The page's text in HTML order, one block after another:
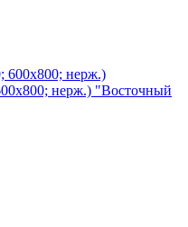
нерж.) "Восточный